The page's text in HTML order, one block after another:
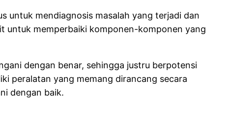
untuk mendiagnosis masalah yang terjadi dan
untuk memperbaiki komponen-komponen yang
dengan benar, sehingga justru berpotensi
peralatan yang memang dirancang secara
dengan baik.